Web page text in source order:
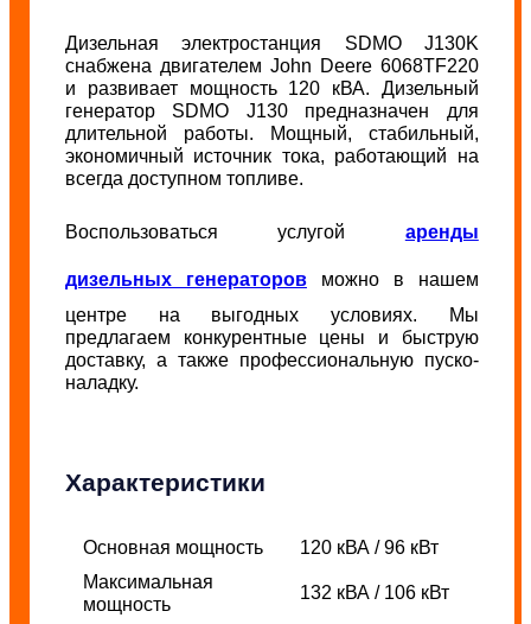
Дизельная электростанция SDMO J130K
снабжена двигателем John Deere 6068TF220
и развивает мощность 120 кВА. Дизельный
генератор SDMO J130 предназначен для
длительной работы. Мощный, стабильный,
экономичный источник тока, работающий на
всегда доступном топливе.
Воспользоваться услугой аренды
дизельных генераторовможно в нашем
центре на выгодных условиях. Мы
предлагаем конкурентные цены и быструю
доставку, а также профессиональную пуско-
наладку.
Характеристики
Основная мощность
120 кВА / 96 кВт
Максимальная
мощность
132 кВА / 106 кВт